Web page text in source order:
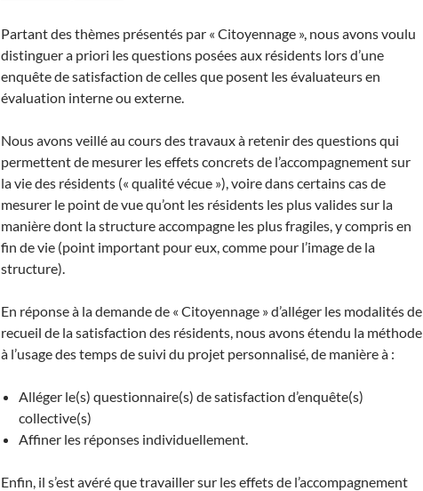
Partant des thèmes présentés par « Citoyennage », nous avons voulu
distinguer a priori les questions posées aux résidents lors d’une
enquête de satisfaction de celles que posent les évaluateurs en
évaluation interne ou externe.
Nous avons veillé au cours des travaux à retenir des questions qui
permettent de mesurer les effets concrets de l’accompagnement sur
la vie des résidents (« qualité vécue »), voire dans certains cas de
mesurer le point de vue qu’ont les résidents les plus valides sur la
manière dont la structure accompagne les plus fragiles, y compris en
fin de vie (point important pour eux, comme pour l’image de la
structure).
En réponse à la demande de « Citoyennage » d’alléger les modalités de
recueil de la satisfaction des résidents, nous avons étendu la méthode
à l’usage des temps de suivi du projet personnalisé, de manière à :
Alléger le(s) questionnaire(s) de satisfaction d’enquête(s)
collective(s)
Affiner les réponses individuellement.
Enfin, il s’est avéré que travailler sur les effets de l’accompagnement